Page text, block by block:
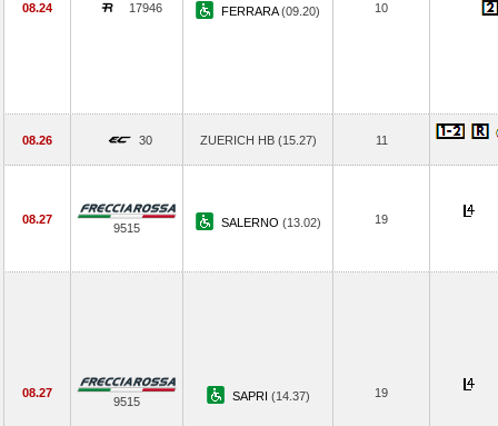
08.24 17946 FERRARA(09.20) 10
08.26 30 ZUERICH HB (15.27) 11
08.27
9515 SALERNO (13.02) 19
08.27
9515 SAPRI (14.37) 19